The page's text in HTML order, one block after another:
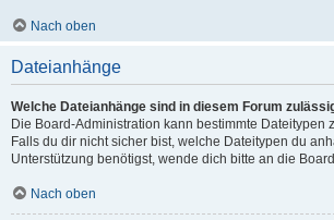
Nach oben
Dateianhänge
Welche Dateianhänge sind in diesem Forum
Die Board-Administration kann bestimmte Dateitypen
Falls du dir nicht sicher bist, welche Dateitypen du
Unterstützung benötigst, wende dich bitte an die
Nach oben